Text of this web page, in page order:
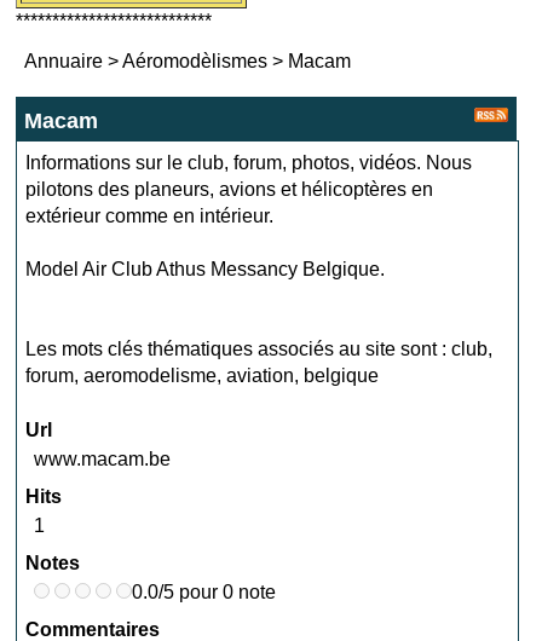
***************************
Annuaire >Aéromodèlismes > Macam
Macam
Informations sur le club, forum, photos, vidéos. Nous
pilotons des planeurs, avions et hélicoptères en
extérieur comme en intérieur.
Model Air Club Athus Messancy Belgique.
Les mots clés thématiques associés au site sont :club,
forum,aeromodelisme,aviation, belgique
Url
www.macam.be
Hits
1
Notes
0.0/5 pour 0 note
Commentaires